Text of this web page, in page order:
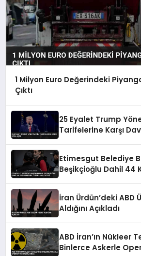
1 Milyon Euro Değerindeki
Çıktı
25 Eyalet Trump
Tarifelerine Karşı
Etimesgut Belediye
Beşikçioğlu Dahil 44
İran Ürdün’deki ABD
Aldığını Açıkladı
ABD İran’ın Nükleer
Binlerce Askerle